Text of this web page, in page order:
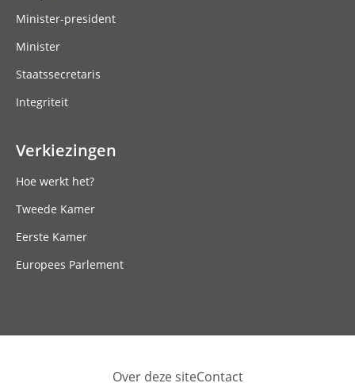
Minister-president
Minister
Staatssecretaris
Integriteit
Verkiezingen
Hoe werkt het?
Tweede Kamer
Eerste Kamer
Europees Parlement
Over deze siteContact